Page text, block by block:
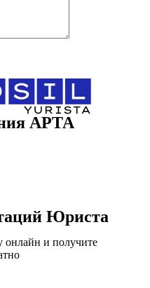
АРТА
Юриста
онлайн и получите